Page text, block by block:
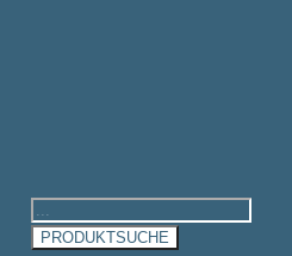
search
PRODUKTSUCHE